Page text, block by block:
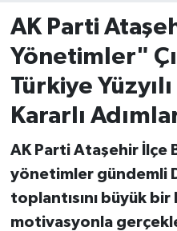
AK Parti
Yönetimler"
Türkiye
Kararlı
AK Parti Ataşehir İlçe
yönetimler gündemli
toplantısını büyük bir
motivasyonla